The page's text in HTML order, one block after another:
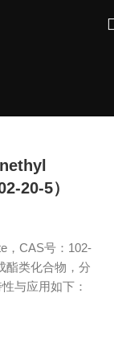
20-5）
，CAS号：102-
酯类化合物，分
与应用如下：